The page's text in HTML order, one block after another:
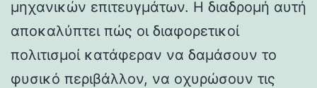
μηχανικών επιτευγμάτων. Η διαδρομή αυτή
αποκαλύπτει πώς οι διαφορετικοί
πολιτισμοί κατάφεραν να δαμάσουν το
φυσικό περιβάλλον, να οχυρώσουν τις